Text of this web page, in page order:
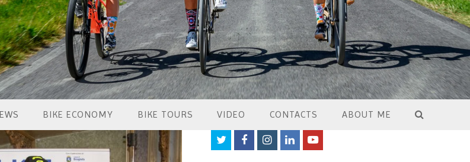
BIKE ECONOMY BIKE TOURS VIDEO CONTACTS ABOUT ME
TwitterFacebookInstagram
LinkedInYoutube